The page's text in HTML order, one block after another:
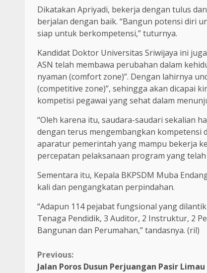
Dikatakan Apriyadi, bekerja dengan tulus
berjalan dengan baik. “Bangun potensi diri
siap untuk berkompetensi,” tuturnya.
Kandidat Doktor Universitas Sriwijaya ini
ASN telah membawa perubahan dalam
nyaman (comfort zone)”. Dengan lahirnya
(competitive zone)”, sehingga akan dicapai
kompetisi pegawai yang sehat dalam
“Oleh karena itu, saudara-saudari sekalian
dengan terus mengembangkan kompetensi
aparatur pemerintah yang mampu bekerja
percepatan pelaksanaan program yang
Sementara itu, Kepala BKPSDM Muba
kali dan pengangkatan perpindahan.
“Adapun 114 pejabat fungsional yang
Tenaga Pendidik, 3 Auditor, 2 Instruktur, 2
Bangunan dan Perumahan,” tandasnya. (ril)
Continue
Previous:
Jalan Poros Dusun Perjuangan Pasir Limau